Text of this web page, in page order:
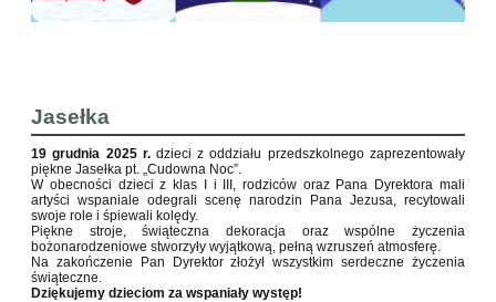
Jasełka
19 grudnia 2025 r. dzieci z oddziału przedszkolnego zaprezentowały
piękne Jasełka pt. „Cudowna Noc”.
W obecności dzieci z klas I i III, rodziców oraz Pana Dyrektora mali
artyści wspaniale odegrali scenę narodzin Pana Jezusa, recytowali
swoje role i śpiewali kolędy.
Piękne stroje, świąteczna dekoracja oraz wspólne życzenia
bożonarodzeniowe stworzyły wyjątkową, pełną wzruszeń atmosferę.
Na zakończenie Pan Dyrektor złożył wszystkim serdeczne życzenia
świąteczne.
Dziękujemy dzieciom za wspaniały występ!